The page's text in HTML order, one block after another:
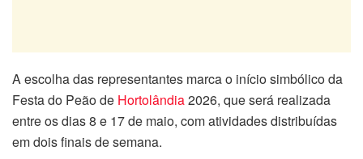
A escolha das representantes marca o início simbólico da
Festa do Peão de Hortolândia2026, que será realizada
entre os dias 8 e 17 de maio, com atividades distribuídas
em dois finais de semana.